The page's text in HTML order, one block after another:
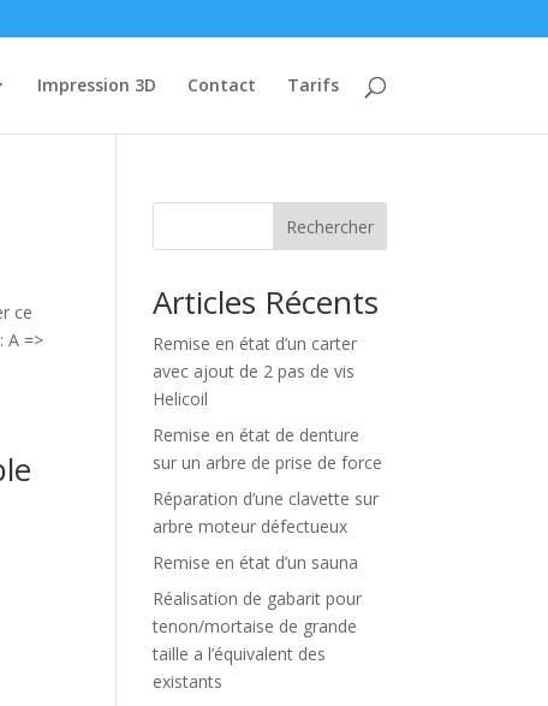
Impression 3D Contact Tarifs
ce
A =>
Rechercher
Articles Récents
Remise en état d’un carter
avec ajout de 2 pas de vis
Helicoil
Remise en état de denture
sur un arbre de prise de force
Réparation d’une clavette sur
arbre moteur défectueux
Remise en état d’un sauna
Réalisation de gabarit pour
tenon/mortaise de grande
taille a l’équivalent des
existants